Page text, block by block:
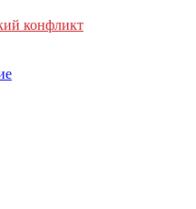
конфликт